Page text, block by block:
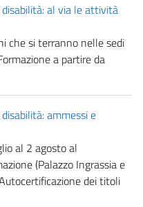
al via le attività
che si terranno nelle sedi
a partire da
ammessi e
al 2 agosto al
(Palazzo Ingrassia e
dei titoli